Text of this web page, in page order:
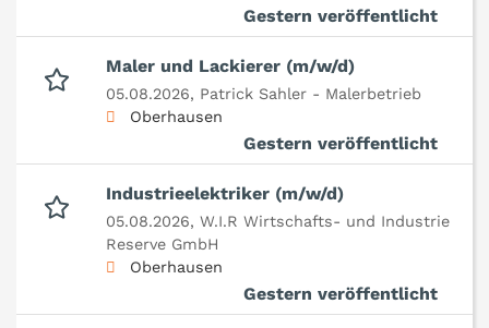
Gestern veröffentlicht
Maler und Lackierer (m/w/d)
05.08.2026, Patrick Sahler - Malerbetrieb
Oberhausen
Gestern veröffentlicht
Industrieelektriker (m/w/d)
05.08.2026, W.I.R Wirtschafts- und Industrie
Reserve GmbH
Oberhausen
Gestern veröffentlicht